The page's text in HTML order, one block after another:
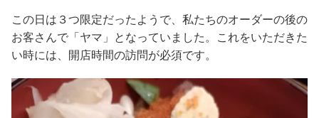
この日は３つ限定だったようで、私たちのオーダーの後の
お客さんで「ヤマ」となっていました。これをいただきた
い時には、開店時間の訪問が必須です。